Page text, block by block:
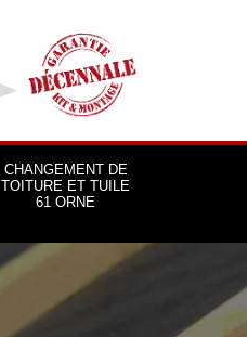
CHANGEMENT DE
TOITURE ET TUILE
61 ORNE